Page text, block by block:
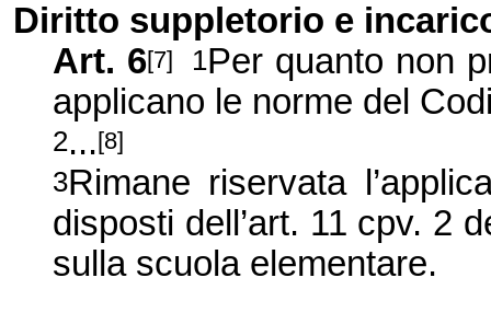
Diritto suppletorio e
Art. 6[7] 1Per quanto non
applicano le norme del
2...[8]
3Rimane riservata
disposti dell’art. 11 cpv. 2
sulla scuola elementare.